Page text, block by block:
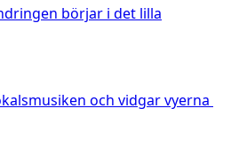
börjar i det lilla
och vidgar vyerna